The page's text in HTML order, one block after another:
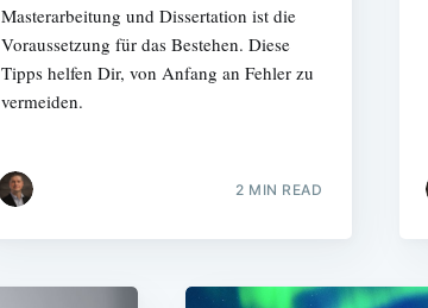
Masterarbeitung und Dissertation ist die
Voraussetzung für das Bestehen. Diese
Tipps helfen Dir, von Anfang an Fehler zu
vermeiden.
2 MIN READ